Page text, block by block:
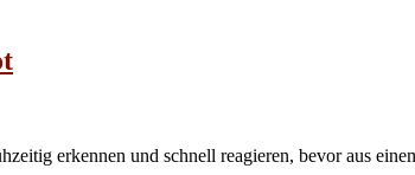
erkennen und schnell reagieren, bevor aus